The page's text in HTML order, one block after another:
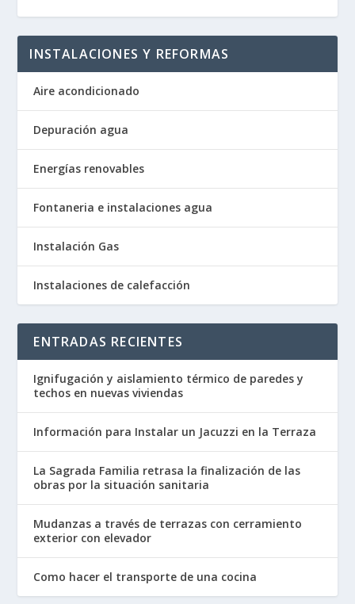
INSTALACIONES Y REFORMAS
Aire acondicionado
Depuración agua
Energías renovables
Fontaneria e instalaciones agua
Instalación Gas
Instalaciones de calefacción
ENTRADAS RECIENTES
Ignifugación y aislamiento térmico de paredes y
techos en nuevas viviendas
Información para Instalar un Jacuzzi en la Terraza
La Sagrada Familia retrasa la finalización de las
obras por la situación sanitaria
Mudanzas a través de terrazas con cerramiento
exterior con elevador
Como hacer el transporte de una cocina